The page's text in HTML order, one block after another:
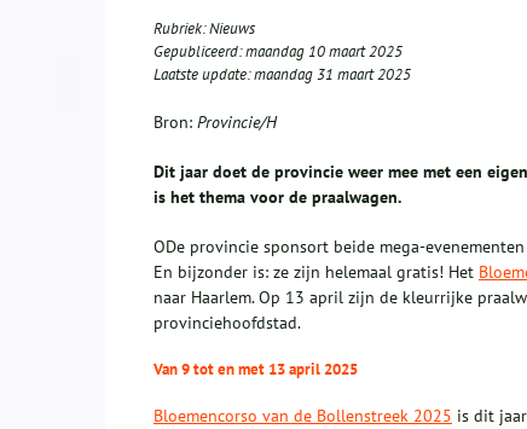
Rubriek:Nieuws
Gepubliceerd:maandag 10 maart 2025
Laatste update:maandag 31 maart 2025
Bron: Provincie/H
Dit jaar doet de provincie weer mee met een
is het thema voor de praalwagen.
ODe provincie sponsort beide mega-
En bijzonder is: ze zijn helemaal gratis! Het
naar Haarlem. Op 13 april zijn de kleurrijke
provinciehoofdstad.
Van 9 tot en met 13 april 2025
Bloemencorso van de Bollenstreek 2025 is dit